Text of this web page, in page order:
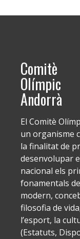
Comitè
Olímpic
Andorrà
El Comitè
un organisme
la finalitat de
desenvolupar
nacional els
fonamentals
modern,
filosofia de
l’esport, la
(Estatuts,